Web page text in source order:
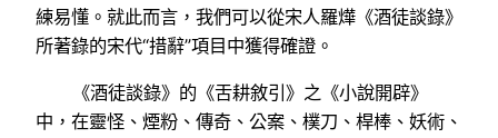
練易懂。就此而言，我們可以從宋人羅燁《酒徒談錄》
所著錄的宋代“措辭”項目中獲得確證。
《酒徒談錄》的《舌耕敘引》之《小說開辟》
中，在靈怪、煙粉、傳奇、公案、樸刀、桿棒、妖術、